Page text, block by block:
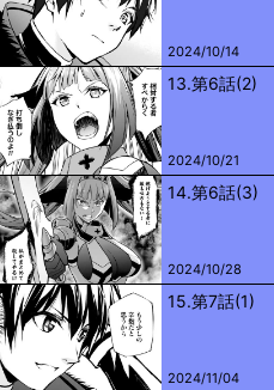
2024/10/14
13.第6話(2)
2024/10/21
14.第6話(3)
2024/10/28
15.第7話(1)
2024/11/04